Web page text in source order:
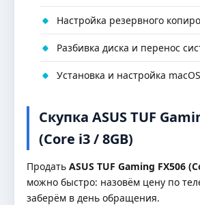
Настройка резервного
Разбивка диска и перенос
Установка и настройка
Скупка ASUS TUF
(Core i3 / 8GB)
Продать ASUS TUF Gaming FX506
можно быстро: назовём цену по
заберём в день обращения.